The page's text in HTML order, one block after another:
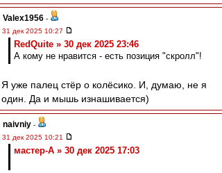
Valex1956 -
31 дек 2025 10:27
RedQuite » 30 дек 2025 23:46
А кому не нравится - есть позиция "скролл"!
Я уже палец стёр о колёсико. И, думаю, не я
один. Да и мышь изнашивается)
naivniy -
31 дек 2025 10:21
мастер-А » 30 дек 2025 17:03